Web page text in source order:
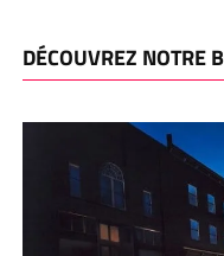
DÉCOUVREZ NOTRE